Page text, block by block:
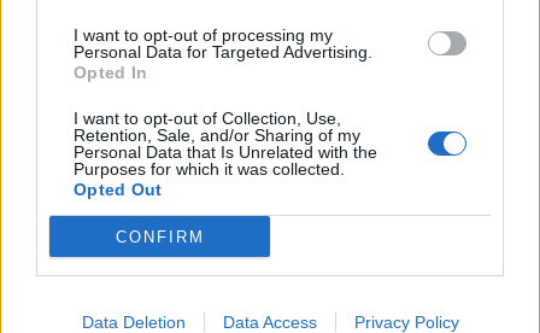
I want to opt-out of processing my
Personal Data for Targeted Advertising.
Opted In
I want to opt-out of Collection, Use,
Retention, Sale, and/or Sharing of my
Personal Data that Is Unrelated with the
Purposes for which it was collected.
Opted Out
CONFIRM
Data Deletion Data Access Privacy Policy
A rovat további cikkei